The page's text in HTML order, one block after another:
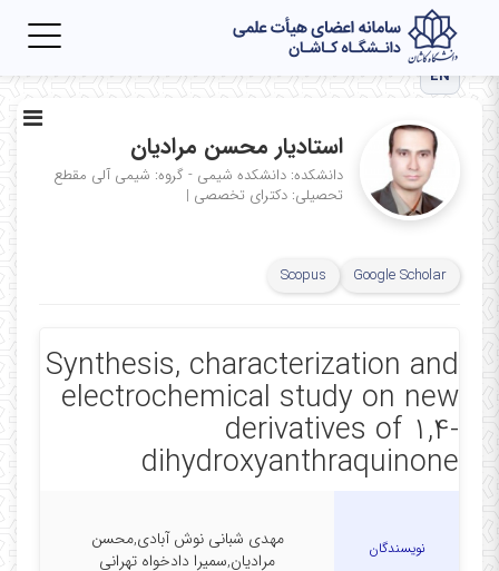
EN
استادیار محسن مرادیان
دانشکده: دانشکده شیمی - گروه: شیمی آلی مقطع
تحصیلی: دکترای تخصصی |
Google Scholar
Scopus
Synthesis, characterization and
electrochemical study on new
derivatives of 1,4-
dihydroxyanthraquinone
نویسندگان
مهدی شبانی نوش آبادی,محسن
مرادیان,سمیرا دادخواه تهرانی